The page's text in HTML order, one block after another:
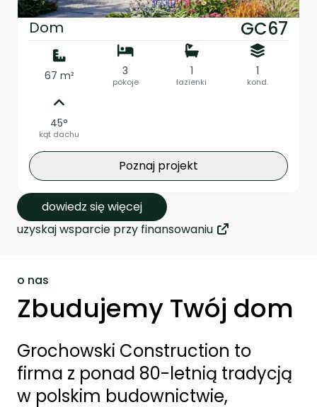
Dom GC67
67 m² 3
pokoje
1
łazienki
1
kond.
45°
kąt dachu
Poznaj projekt
dowiedz się więcej
uzyskaj wsparcie przy finansowaniu
o nas
Zbudujemy Twój dom
Grochowski Construction to
firma z ponad 80-letnią tradycją
w polskim budownictwie,